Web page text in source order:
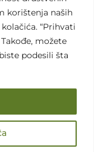
korištenja naših
“Prihvati
možete
podesili šta
d.o.o.